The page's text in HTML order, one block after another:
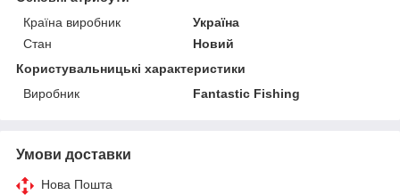
Країна виробник
Україна
Стан
Новий
Користувальницькі характеристики
Виробник
Fantastic Fishing
Умови доставки
Нова Пошта